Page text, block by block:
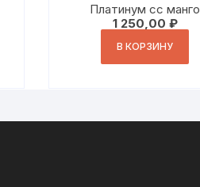
Платинум сс манго
1 250,00 ₽
В КОРЗИНУ